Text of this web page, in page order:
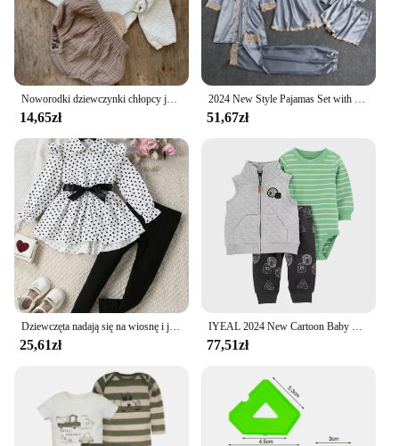
Noworodki dziewczynki chłopcy jesień z pełnym rękawem granatowy kołnierzyk koszulki solidne spodnie do chleba niemowlę dzieci czysta komplet odzieży bawełnianej 2 sztuki
14,65zł
2024 New Style Pajamas Set with Bra Pads, Silk Sexy Strappy Golden Floral Five-Piece Pajamas Thin Homewear
51,67zł
Dziewczęta nadają się na wiosnę i jesień, eleganckie i damskie piersi w kropki z przodu w kształcie parasola, długi top koszulowy + rajstopy + trzyczęściowy zestaw z paskiem
25,61zł
IYEAL 2024 New Cartoon Baby Fashion Children Newborn Sets for Baby Boy Girl Clothes Cotton Tops Jacket + Bodysuits + Pants 3PCS
77,51zł